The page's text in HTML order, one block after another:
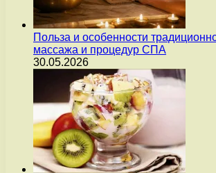
Польза и особенности
массажа и процедур СПА
30.05.2026